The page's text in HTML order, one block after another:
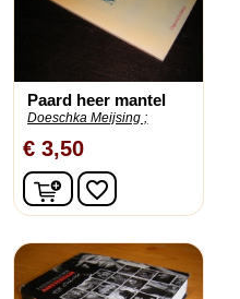
Paard heer mantel
Doeschka Meijsing ;
€ 3,50
In winkelwagen
favorite_border